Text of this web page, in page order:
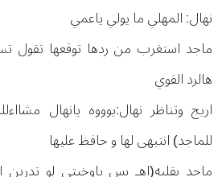
نهال: المهلي ما يولي ياعمي
ماجد استغرب من ردها توقعها تقول
هالرد القوي
اريج وتناظر نهال:يوووه يانهال
للماجد) انتبهى لها و حافظ عليها
ماجد بقلبه(اهـ بس ياوخيتي لو